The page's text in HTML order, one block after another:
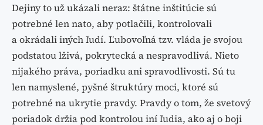
Dejiny to už ukázali neraz: štátne inštitúcie sú
potrebné len nato, aby potlačili, kontrolovali
a okrádali iných ľudí. Ľubovoľná tzv. vláda je svojou
podstatou lživá, pokrytecká a nespravodlivá. Nieto
nijakého práva, poriadku ani spravodlivosti. Sú tu
len namyslené, pyšné štruktúry moci, ktoré sú
potrebné na ukrytie pravdy. Pravdy o tom, že svetový
poriadok držia pod kontrolou iní ľudia, ako aj o boji